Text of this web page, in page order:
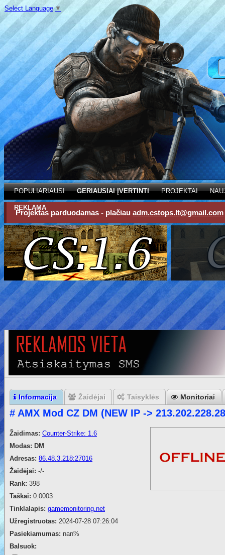
Select Language ▼
POPULIARIAUSI GERIAUSIAI ĮVERTINTI PROJEKTAI
REKLAMA
Projektas parduodamas - plačiau adm.cstops.lt@gmail.com
Informacija Žaidėjai Taisyklės Monitoriai
# AMX Mod CZ DM (NEW IP ->
Žaidimas: Counter-Strike: 1.6
Modas: DM
Adresas: 86.48.3.218:27016
Žaidėjai: -/-
Rank: 398
Taškai: 0.0003
Tinklalapis: gamemonitoring.net
Užregistruotas: 2024-07-28 07:26:04
Pasiekiamumas: nan%
Balsuok: